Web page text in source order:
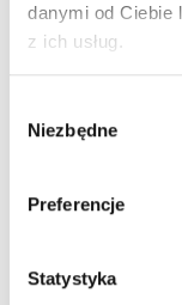
danymi od Ciebie
z ich usług.
zgody
Niezbędne
Preferencje
Statystyka
Nazwa firmy:
Województwo: